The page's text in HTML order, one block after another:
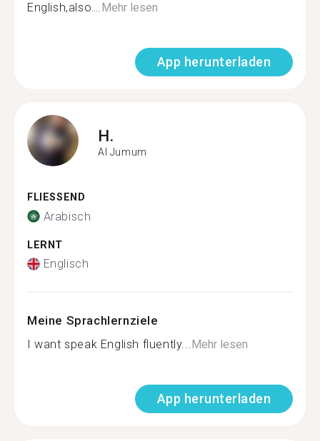
English,also...Mehr lesen
App herunterladen
H.
Al Jumum
FLIESSEND
Arabisch
LERNT
Englisch
Meine Sprachlernziele
I want speak English fluently...Mehr lesen
App herunterladen